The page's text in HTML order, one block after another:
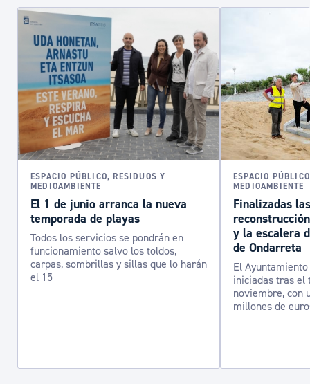
ESPACIO PÚBLICO, RESIDUOS Y
MEDIOAMBIENTE
El 1 de junio arranca la nueva
temporada de playas
Todos los servicios se pondrán en
funcionamiento salvo los toldos,
carpas, sombrillas y sillas que lo harán
el 15
ESPACIO
MEDIOAMBIENTE
Finalizadas
y la escalera
de Ondarreta
El
iniciadas tras el
noviembre, con
millones de